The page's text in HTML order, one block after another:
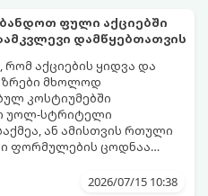
ფული აქციებში
დამწყებთათვის
რომ აქციების ყიდვა და
მხოლოდ
კოსტიუმებში
უოლ-სტრიტელი
ან ამისთვის რთული
ფორმულების ცოდნაა
ვიდრე ონლაინ
სამყაროში,
2026/07/15 10:38